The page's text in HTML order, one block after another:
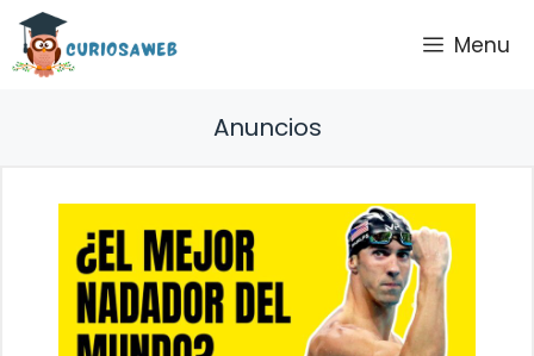
Saltar
contenido
Menu
Anuncios